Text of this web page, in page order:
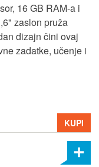
16 GB RAM-a i
zaslon pruža
dizajn čini ovaj
zadatke, učenje i
KUPI